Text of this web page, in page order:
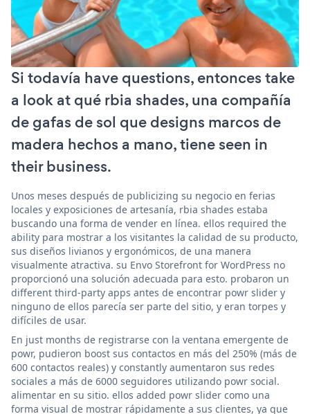
Si todavía have questions, entonces take
a look at qué rbia shades, una compañía
de gafas de sol que designs marcos de
madera hechos a mano, tiene seen in
their business.
Unos meses después de publicizing su negocio en ferias
locales y exposiciones de artesanía, rbia shades estaba
buscando una forma de vender en línea. ellos required the
ability para mostrar a los visitantes la calidad de su producto,
sus diseños livianos y ergonómicos, de una manera
visualmente atractiva. su Envo Storefront for WordPress no
proporcionó una solución adecuada para esto. probaron un
different third-party apps antes de encontrar powr slider y
ninguno de ellos parecía ser parte del sitio, y eran torpes y
difíciles de usar.
En just months de registrarse con la ventana emergente de
powr, pudieron boost sus contactos en más del 250% (más de
600 contactos reales) y constantly aumentaron sus redes
sociales a más de 6000 seguidores utilizando powr social.
alimentar en su sitio. ellos added powr slider como una
forma visual de mostrar rápidamente a sus clientes, ya que